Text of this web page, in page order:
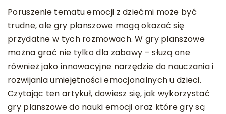
Poruszenie tematu emocji z dziećmi może być
trudne, ale gry planszowe mogą okazać się
przydatne w tych rozmowach. W gry planszowe
można grać nie tylko dla zabawy – służą one
również jako innowacyjne narzędzie do nauczania i
rozwijania umiejętności emocjonalnych u dzieci.
Czytając ten artykuł, dowiesz się, jak wykorzystać
gry planszowe do nauki emocji oraz które gry są